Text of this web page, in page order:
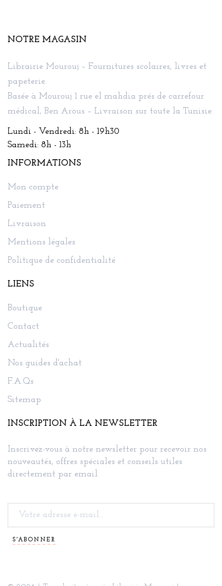
NOTRE MAGASIN
Librairie Mourouj – Fournitures scolaires, livres et
papeterie.
Basée à Mourouj 1 rue el mahdia prés de carrefour
médical, Ben Arous – Livraison sur toute la Tunisie.
Lundi - Vendredi: 8h - 19h30
Samedi: 8h - 13h
INFORMATIONS
Mon compte
Paiement
Livraison
Mentions légales
Politique de confidentialité
LIENS
Boutique
Contact
Actualités
Nos guides d'achat
F.A.Qs
Sitemap
INSCRIPTION À LA NEWSLETTER
Inscrivez-vous à notre newsletter pour recevoir nos
nouveautés, offres spéciales et conseils utiles
directement par email.
S'ABONNER